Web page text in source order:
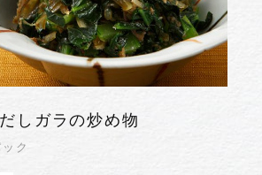
しガラの炒め物
ク